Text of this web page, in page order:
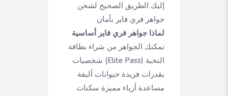
إليك الطريق الصحيح لشحن
جواهر فري فاير بأمان
لماذا جواهر فري فاير أساسية
تمكنك الجواهر من شراء بطاقة
النخبة (Elite Pass) شخصيات
بقدرات فريدة حيوانات أليفة
مساعدة أزياء مميزة سكنات